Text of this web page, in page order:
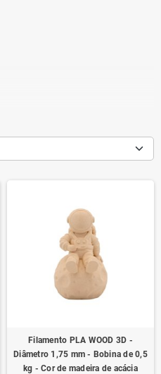
Filamento PLA WOOD 3D -
Diâmetro 1,75 mm - Bobina de 0,5
kg - Cor de madeira de acácia